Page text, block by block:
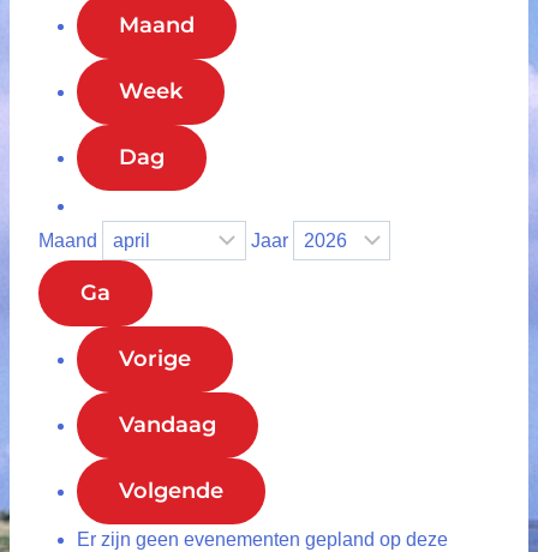
Maand
Week
Dag
Maand Jaar
Vorige
Vandaag
Volgende
Er zijn geen evenementen gepland op deze